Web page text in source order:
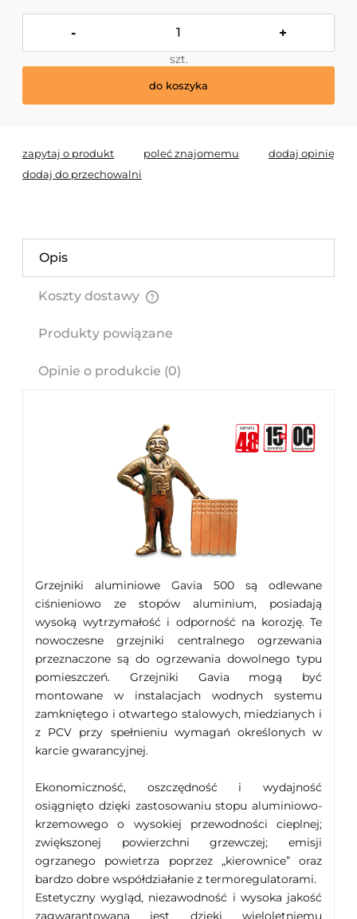
- +
szt.
do koszyka
zapytaj o produkt poleć znajomemu
dodaj opinię
dodaj do przechowalni
Opis
Koszty dostawy
Produkty powiązane
Opinie o produkcie (0)
Grzejniki aluminiowe Gavia 500 są odlewane
ciśnieniowo ze stopów aluminium, posiadają
wysoką wytrzymałość i odporność na korozję. Te
nowoczesne grzejniki centralnego ogrzewania
przeznaczone są do ogrzewania dowolnego typu
pomieszczeń. Grzejniki Gavia mogą być
montowane w instalacjach wodnych systemu
zamkniętego i otwartego stalowych, miedzianych i
z PCV przy spełnieniu wymagań określonych w
karcie gwarancyjnej.
Ekonomiczność, oszczędność i wydajność
osiągnięto dzięki zastosowaniu stopu aluminiowo-
krzemowego o wysokiej przewodności cieplnej;
zwiększonej powierzchni grzewczej; emisji
ogrzanego powietrza poprzez „kierownice” oraz
bardzo dobre współdziałanie z termoregulatorami.
Estetyczny wygląd, niezawodność i wysoka jakość
zagwarantowana jest dzięki wieloletniemu